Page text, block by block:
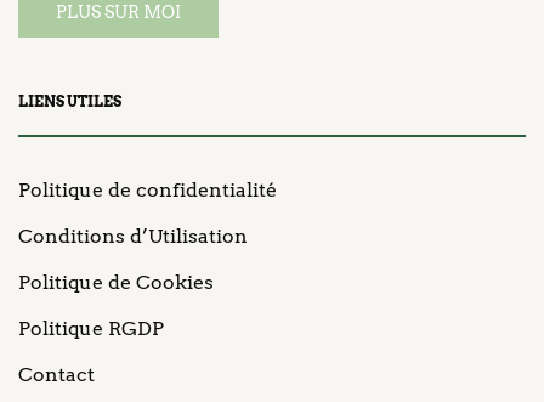
PLUS SUR MOI
LIENS UTILES
Politique de confidentialité
Conditions d’Utilisation
Politique de Cookies
Politique RGDP
Contact